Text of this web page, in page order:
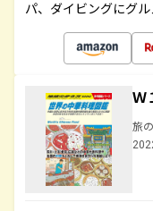
パ、ダイビングにグ
Ｗ
旅